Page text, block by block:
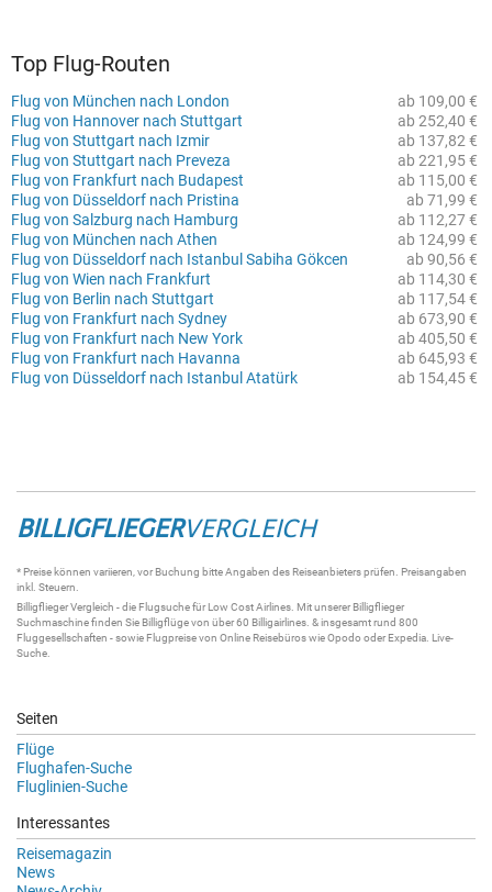
Top Flug-Routen
ab 109,00 €
Flug von München nach London
ab 252,40 €
Flug von Hannover nach Stuttgart
ab 137,82 €
Flug von Stuttgart nach Izmir
ab 221,95 €
Flug von Stuttgart nach Preveza
ab 115,00 €
Flug von Frankfurt nach Budapest
ab 71,99 €
Flug von Düsseldorf nach Pristina
ab 112,27 €
Flug von Salzburg nach Hamburg
ab 124,99 €
Flug von München nach Athen
ab 90,56 €
Flug von Düsseldorf nach Istanbul Sabiha Gökcen
ab 114,30 €
Flug von Wien nach Frankfurt
ab 117,54 €
Flug von Berlin nach Stuttgart
ab 673,90 €
Flug von Frankfurt nach Sydney
ab 405,50 €
Flug von Frankfurt nach New York
ab 645,93 €
Flug von Frankfurt nach Havanna
ab 154,45 €
Flug von Düsseldorf nach Istanbul Atatürk
BILLIGFLIEGERVERGLEICH
* Preise können variieren, vor Buchung bitte Angaben des Reiseanbieters prüfen. Preisangaben
inkl. Steuern.
BilligfliegerVergleich - die Flugsuchefür Low Cost Airlines. Mit unsererBilligflieger
Suchmaschinefinden Sie Billigflügevon über 60 Billigairlines . & insgesamt rund 800
Fluggesellschaften - sowie Flugpreise von Online Reisebüros wie Opodo oder Expedia. Live-
Suche
Seiten
Flüge
Flughafen-Suche
Fluglinien-Suche
Interessantes
Reisemagazin
News